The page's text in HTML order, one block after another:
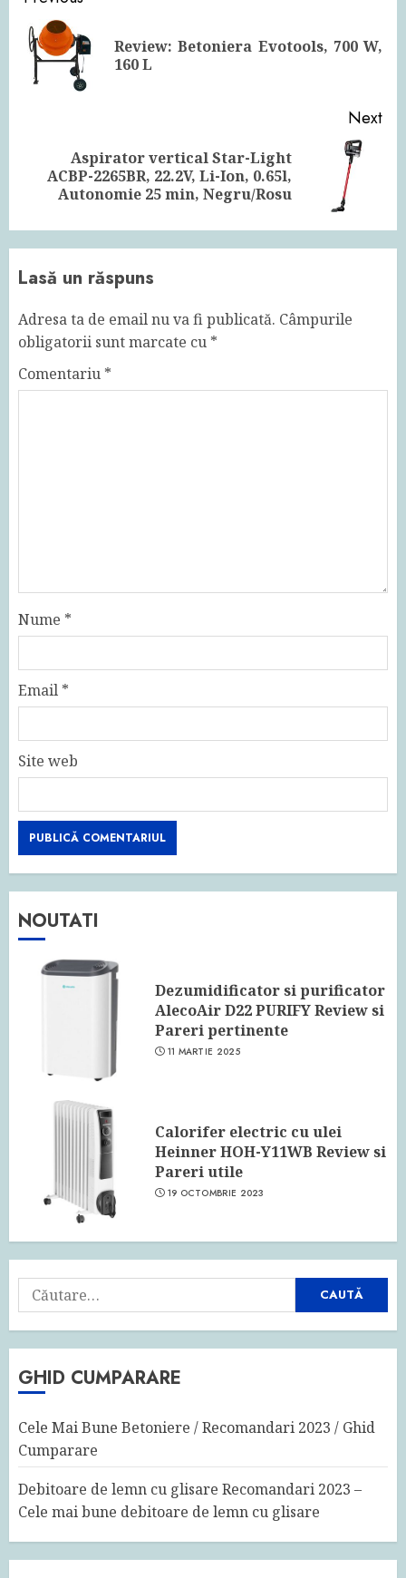
ReadingReview: Betoniera Evotools, 700 W,
160 L
Next
Next
post:
Aspirator vertical Star-Light
ACBP-2265BR, 22.2V, Li-Ion, 0.65l,
Autonomie 25 min, Negru/Rosu
Lasă un răspuns
Adresa ta de email nu va fi publicată. Câmpurile
obligatorii sunt marcate cu *
Comentariu *
Nume *
Email *
Site web
NOUTATI
Dezumidificator si purificator
AlecoAir D22 PURIFY Review si
Pareri pertinente
11 MARTIE 2025
Calorifer electric cu ulei
Heinner HOH-Y11WB Review si
Pareri utile
19 OCTOMBRIE 2023
Caută
după:
GHID CUMPARARE
Cele Mai Bune Betoniere / Recomandari 2023 / Ghid
Cumparare
Debitoare de lemn cu glisare Recomandari 2023 –
Cele mai bune debitoare de lemn cu glisare